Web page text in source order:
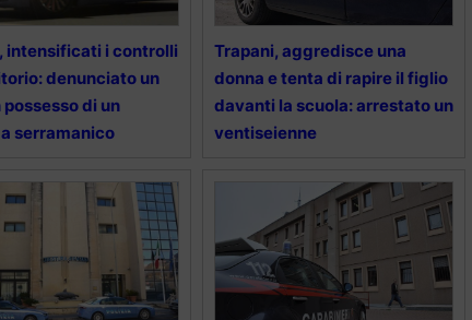
intensificati i controlli
denunciato un
possesso di un
serramanico
Trapani, aggredisce una
donna e tenta di rapire il figlio
davanti la scuola: arrestato un
ventiseienne